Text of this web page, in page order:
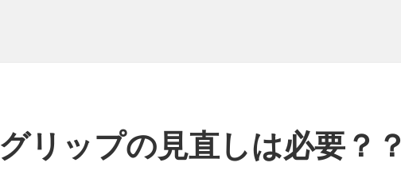
グリップの見直しは必要？？